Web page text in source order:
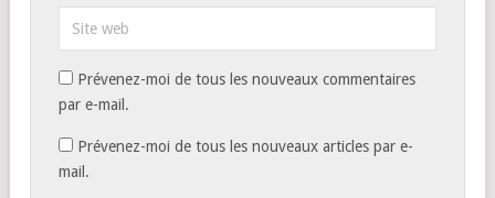
Prévenez-moi de tous les nouveaux commentaires
par e-mail.
Prévenez-moi de tous les nouveaux articles par e-
mail.